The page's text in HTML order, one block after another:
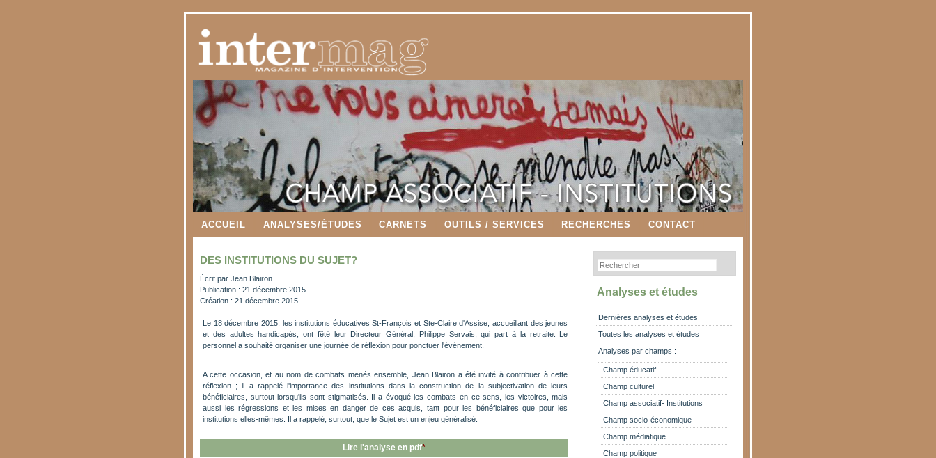
ACCUEIL ANALYSES/ÉTUDES CARNETS OUTILS / SERVICES RECHERCHES CONTACT
Analyses et études
Dernières analyses et études
Toutes les analyses et études
Analyses par champs :
Champ éducatif
Champ culturel
Champ associatif- Institutions
Champ socio-économique
Champ médiatique
Champ politique
DES INSTITUTIONS DU SUJET?
Écrit par Jean Blairon
Publication : 21 décembre 2015
Création : 21 décembre 2015
Le 18 décembre 2015, les institutions éducatives St-François et Ste-Claire d'Assise, accueillant des jeunes
et des adultes handicapés, ont fêté leur Directeur Général, Philippe Servais, qui part à la retraite. Le
personnel a souhaité organiser une journée de réflexion pour ponctuer l'événement.
A cette occasion, et au nom de combats menés ensemble, Jean Blairon a été invité à contribuer à cette
réflexion ; il a rappelé l'importance des institutions dans la construction de la subjectivation de leurs
bénéficiaires, surtout lorsqu'ils sont stigmatisés. Il a évoqué les combats en ce sens, les victoires, mais
aussi les régressions et les mises en danger de ces acquis, tant pour les bénéficiaires que pour les
institutions elles-mêmes. Il a rappelé, surtout, que le Sujet est un enjeu généralisé.
Lire l'analyse en pdf*